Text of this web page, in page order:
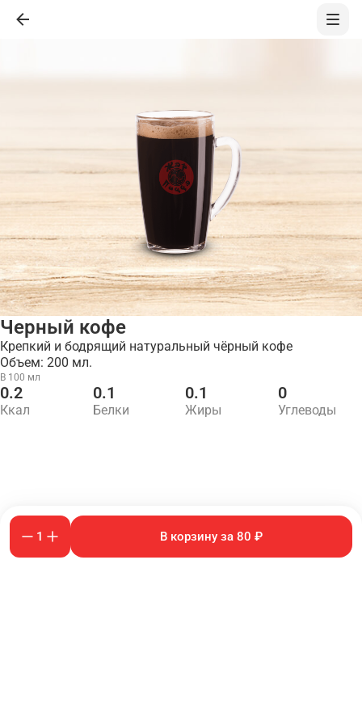
Черный кофе
Крепкий и бодрящий натуральный чёрный кофе
Объем: 200 мл.
В 100 мл
0.2
Ккал
0.1
Белки
0.1
Жиры
0
Углеводы
1 В корзину за 80 ₽